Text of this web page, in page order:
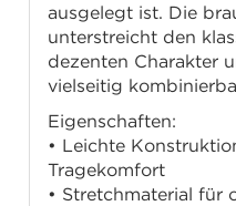
ausgelegt ist. Die
unterstreicht den
dezenten Charakter
vielseitig
Eigenschaften:
• Leichte
Tragekomfort
• Stretchmaterial für